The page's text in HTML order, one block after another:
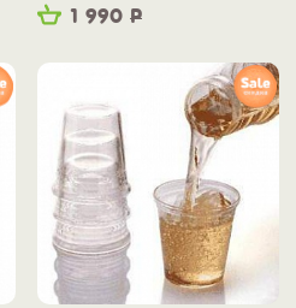
1 990 Р